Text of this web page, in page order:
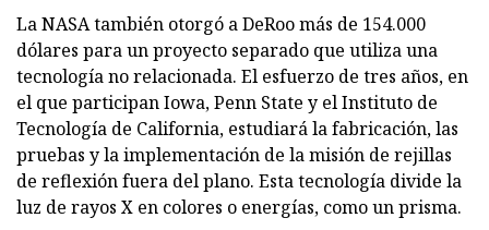
La NASA también otorgó a DeRoo más de 154.000
dólares para un proyecto separado que utiliza una
tecnología no relacionada. El esfuerzo de tres años, en
el que participan Iowa, Penn State y el Instituto de
Tecnología de California, estudiará la fabricación, las
pruebas y la implementación de la misión de rejillas
de reflexión fuera del plano. Esta tecnología divide la
luz de rayos X en colores o energías, como un prisma.